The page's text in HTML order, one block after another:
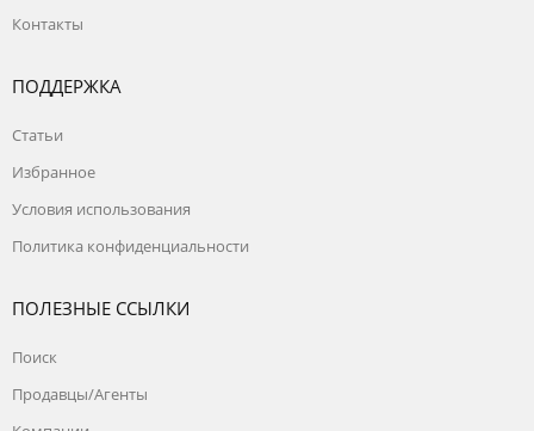
Контакты
ПОДДЕРЖКА
Статьи
Избранное
Условия использования
Политика конфиденциальности
ПОЛЕЗНЫЕ ССЫЛКИ
Поиск
Продавцы/Агенты